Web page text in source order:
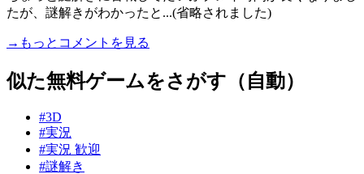
たが、謎解きがわかったと...(省略されました)
→もっとコメントを見る
似た無料ゲームをさがす（自動）
#3D
#実況
#実況 歓迎
#謎解き